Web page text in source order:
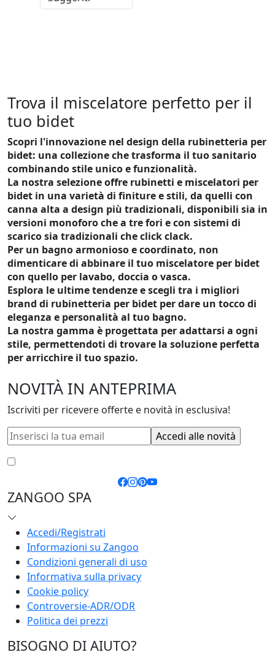
Trova il miscelatore perfetto per il
tuo bidet
Scopri l'innovazione nel design della rubinetteria per
bidet: una collezione che trasforma il tuo sanitario
combinando stile unico e funzionalità.
La nostra selezione offre rubinetti e miscelatori per
bidet in una varietà di finiture e stili, da quelli con
canna alta a design più tradizionali, disponibili sia in
versioni monoforo che a tre fori e con sistemi di
scarico sia tradizionali che click clack.
Per un bagno armonioso e coordinato, non
dimenticare di abbinare il tuo miscelatore per bidet
con quello per lavabo, doccia o vasca.
Esplora le ultime tendenze e scegli tra i migliori
brand di rubinetteria per bidet per dare un tocco di
eleganza e personalità al tuo bagno.
La nostra gamma è progettata per adattarsi a ogni
stile, permettendoti di trovare la soluzione perfetta
per arricchire il tuo spazio.
NOVITÀ IN ANTEPRIMA
Iscriviti per ricevere offerte e novità in esclusiva!
ZANGOO SPA
Accedi/Registrati
Informazioni su Zangoo
Condizioni generali di uso
Informativa sulla privacy
Cookie policy
Controversie-ADR/ODR
Politica dei prezzi
BISOGNO DI AIUTO?